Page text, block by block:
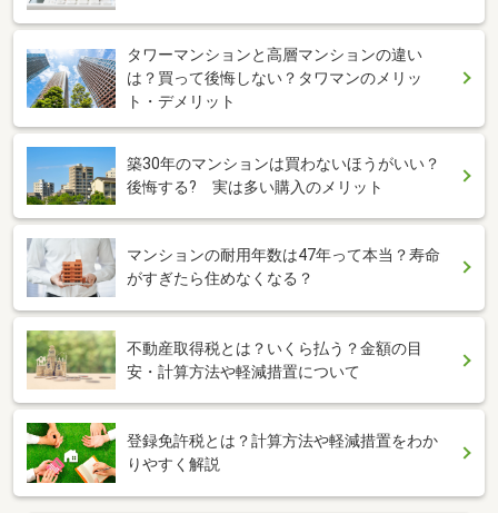
タワーマンションと高層マンションの違い
は？買って後悔しない？タワマンのメリッ
ト・デメリット
築30年のマンションは買わないほうがいい？
後悔する? 実は多い購入のメリット
マンションの耐用年数は47年って本当？寿命
がすぎたら住めなくなる？
不動産取得税とは？いくら払う？金額の目
安・計算方法や軽減措置について
登録免許税とは？計算方法や軽減措置をわか
りやすく解説